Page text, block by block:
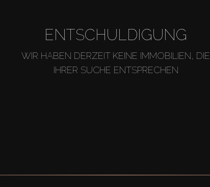
ENTSCHULDIGUNG
WIR HABEN DERZEIT KEINE IMMOBILIEN, DIE
IHRER SUCHE ENTSPRECHEN